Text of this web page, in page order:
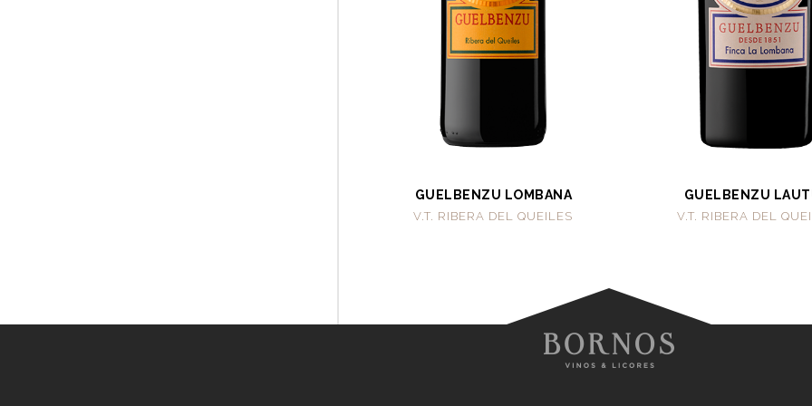
GUELBENZU LOMBANA
V.T. RIBERA DEL QUEILES
GUELBENZU
V.T. RIBERA DEL